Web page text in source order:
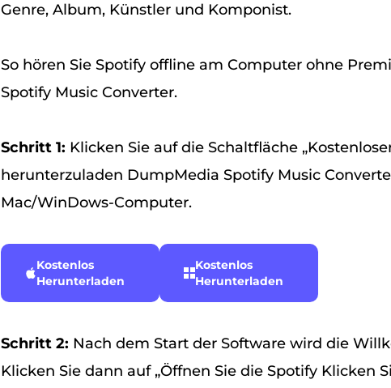
Genre, Album, Künstler und Komponist.
So hören Sie Spotify offline am Computer ohne
Spotify Music Converter.
Schritt 1: Klicken Sie auf die Schaltfläche
herunterzuladen DumpMedia Spotify Music
Mac/WinDows-Computer.
Kostenlos
Herunterladen
Kostenlos
Herunterladen
Schritt 2: Nach dem Start der Software wird die
Klicken Sie dann auf „Öffnen Sie die Spotify Klicken